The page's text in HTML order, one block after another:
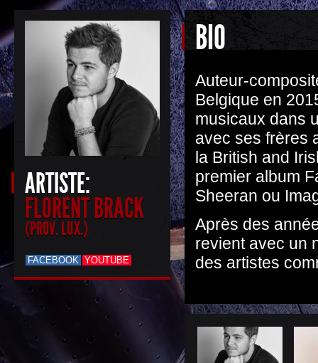
ARTISTE:
FLORENT BRACK
(PROV. LUX.)
FACEBOOK YOUTUBE
BIO
Auteur-
Belgique en
musicaux dans
avec ses frères
la British and
premier album
Sheeran ou
Après des
revient avec un
des artistes